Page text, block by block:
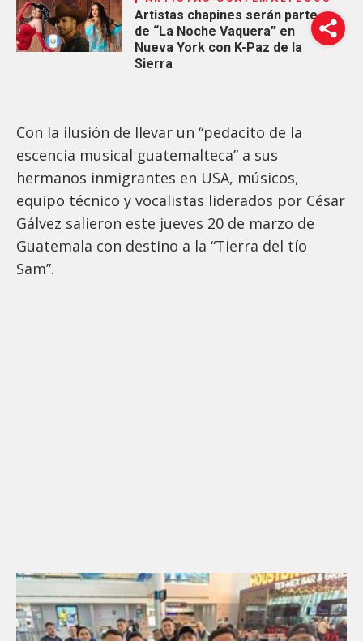
Artistas chapines serán parte
de “La Noche Vaquera” en
Nueva York con K-Paz de la
Sierra
Con la ilusión de llevar un “pedacito de la
escencia musical guatemalteca” a sus
hermanos inmigrantes en USA, músicos,
equipo técnico y vocalistas liderados por César
Gálvez salieron este jueves 20 de marzo de
Guatemala con destino a la “Tierra del tío
Sam”.